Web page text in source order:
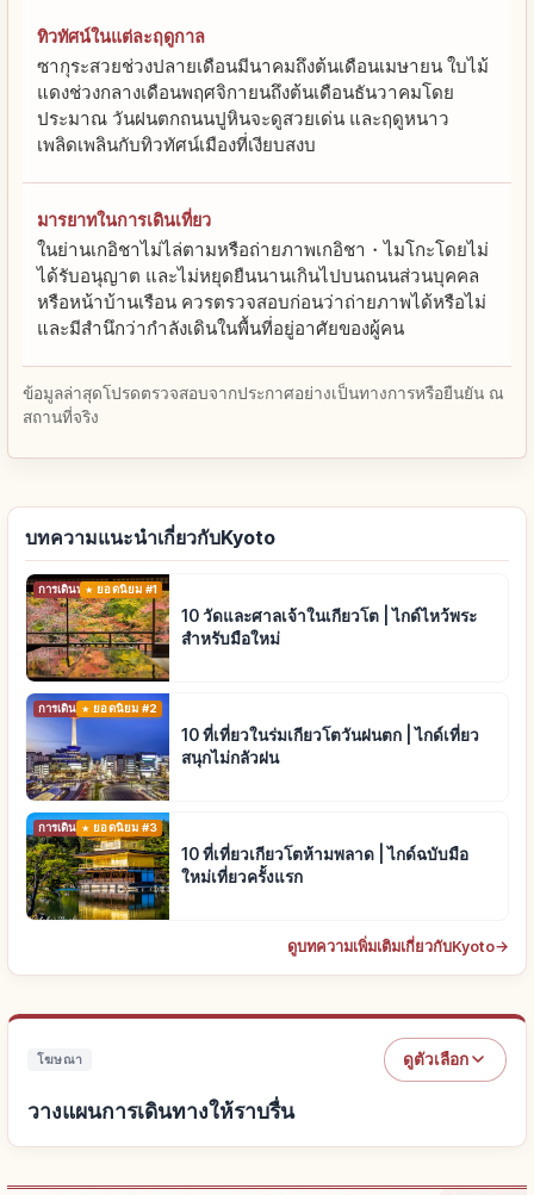
ทิวทัศน์ในแต่ละฤดูกาล
ซากุระสวยช่วงปลายเดือนมีนาคมถึงต้นเดือนเมษายน ใบไม้
แดงช่วงกลางเดือนพฤศจิกายนถึงต้นเดือนธันวาคมโดย
ประมาณ วันฝนตกถนนปูหินจะดูสวยเด่น และฤดูหนาว
เพลิดเพลินกับทิวทัศน์เมืองที่เงียบสงบ
มารยาทในการเดินเที่ยว
ในย่านเกอิชาไม่ไล่ตามหรือถ่ายภาพเกอิชา・ไมโกะโดยไม่
ได้รับอนุญาต และไม่หยุดยืนนานเกินไปบนถนนส่วนบุคคล
หรือหน้าบ้านเรือน ควรตรวจสอบก่อนว่าถ่ายภาพได้หรือไม่
และมีสำนึกว่ากำลังเดินในพื้นที่อยู่อาศัยของผู้คน
ข้อมูลล่าสุดโปรดตรวจสอบจากประกาศอย่างเป็นทางการหรือยืนยัน ณ
สถานที่จริง
บทความแนะนำเกี่ยวกับKyoto
การเดินทาง ยอดนิยม #1
10 วัดและศาลเจ้าในเกียวโต | ไกด์ไหว้พระ
สำหรับมือใหม่
การเดินทางยอดนิยม #2
10 ที่เที่ยวในร่มเกียวโตวันฝนตก | ไกด์เที่ยว
สนุกไม่กลัวฝน
การเดินทางยอดนิยม #3
10 ที่เที่ยวเกียวโตห้ามพลาด | ไกด์ฉบับมือ
ใหม่เที่ยวครั้งแรก
ดูบทความเพิ่มเติมเกี่ยวกับKyoto→
โฆษณา ดูตัวเลือก
วางแผนการเดินทางให้ราบรื่น